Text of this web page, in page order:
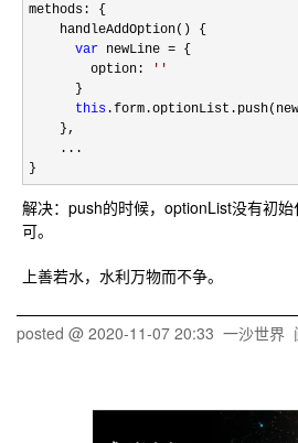
methods: {
    handleAddOption() {
var newLine = {
        option:
''
      }
this
    },
    ...
}
解决：push的时候，optionList没有初
可。
上善若水，水利万物而不争。
posted @ 2020-11-07 20:33 一沙世界